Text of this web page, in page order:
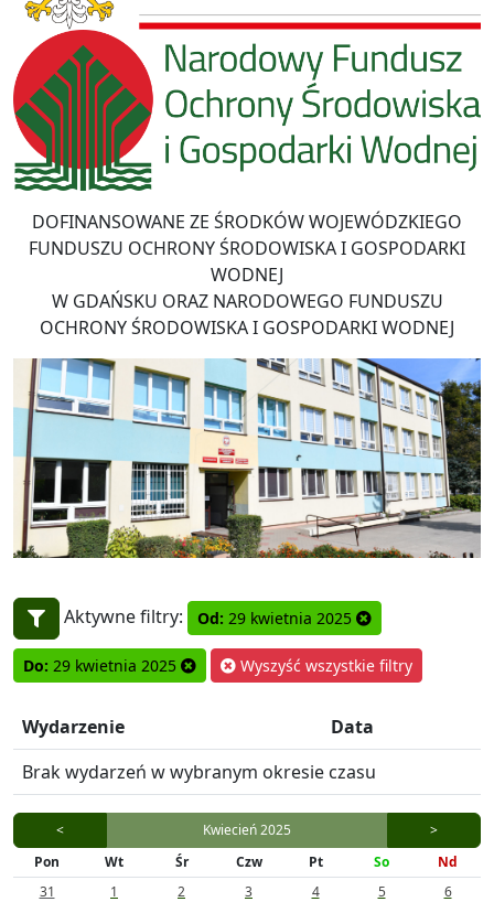
DOFINANSOWANE ZE ŚRODKÓW WOJEWÓDZKIEGO
FUNDUSZU OCHRONY ŚRODOWISKA I GOSPODARKI
WODNEJ
W GDAŃSKU ORAZ NARODOWEGO FUNDUSZU
OCHRONY ŚRODOWISKA I GOSPODARKI WODNEJ
Aktywne filtry: Od: 29 kwietnia 2025
Do: 29 kwietnia 2025 Wyszyść wszystkie filtry
Wydarzenie
Data
Brak wydarzeń w wybranym okresie czasu
< Kwiecień 2025
>
Pon
Wt Śr Czw Pt So
Nd
31
1 2 3 4 5
6